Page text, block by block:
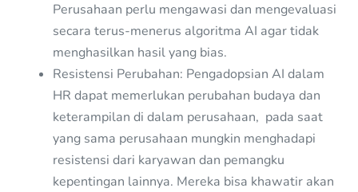
Perusahaan perlu mengawasi dan mengevaluasi
secara terus-menerus algoritma AI agar tidak
menghasilkan hasil yang bias.
Resistensi Perubahan: Pengadopsian AI dalam
HR dapat memerlukan perubahan budaya dan
keterampilan di dalam perusahaan, pada saat
yang sama perusahaan mungkin menghadapi
resistensi dari karyawan dan pemangku
kepentingan lainnya. Mereka bisa khawatir akan